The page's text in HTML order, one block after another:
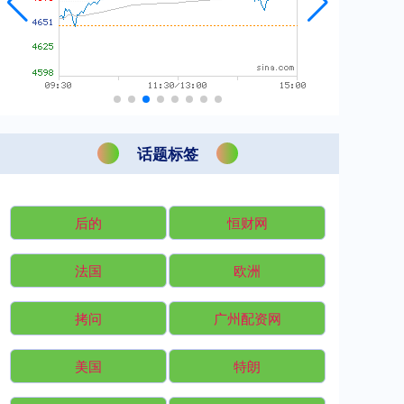
话题标签
后的 恒财网
法国 欧洲
拷问 广州配资网
美国 特朗